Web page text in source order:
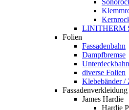
LINITHERM
Folien
Fassadenbahn
Dampfbremse
Unterdeckbahn
diverse Folien
Klebebänder /
Fassadenverkleidung
James Hardie
Hardie